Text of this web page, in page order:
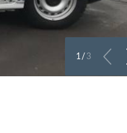
1/3